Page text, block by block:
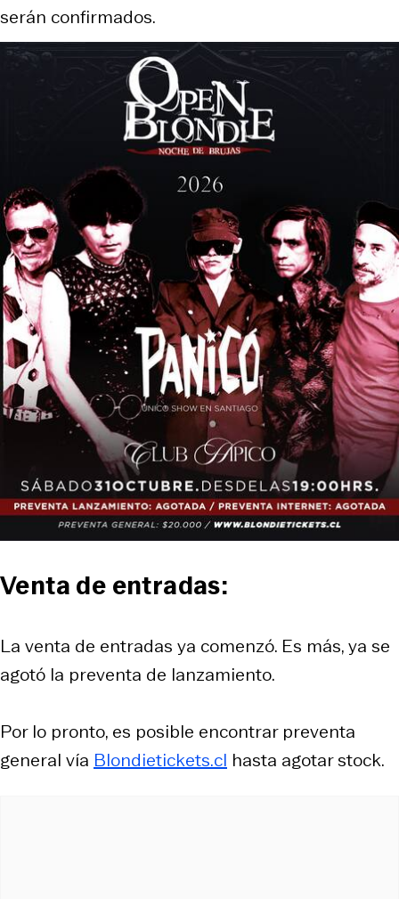
serán confirmados.
Venta de entradas:
La venta de entradas ya comenzó. Es más, ya se
agotó la preventa de lanzamiento.
Por lo pronto, es posible encontrar preventa
general vía Blondietickets.cl hasta agotar stock.